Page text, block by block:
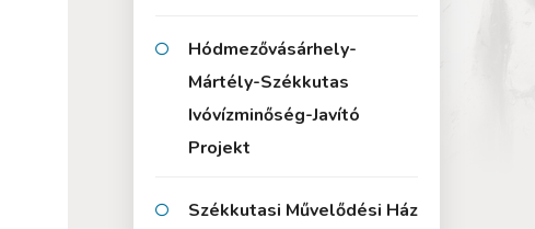
Hódmezővásárhely-
Mártély-Székkutas
Ivóvízminőség-Javító
Projekt
Székkutasi Művelődési Ház